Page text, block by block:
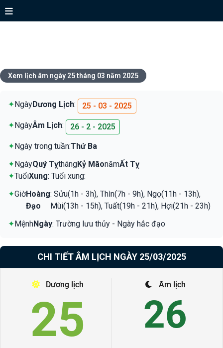
Xem lịch âm ngày 25 tháng 03 năm 2025
✦NgàyDương Lịch: 25 - 03 - 2025
✦NgàyÂm Lịch: 26 - 2 - 2025
✦Ngày trong tuần:Thứ Ba
✦NgàyQuý TỵthángKỷ MãonămẤt Tỵ
✦TuổiXung: Tuổi xung:
✦GiờHoàng
Đạo
: Sửu(1h - 3h), Thìn(7h - 9h), Ngọ(11h - 13h),
Mùi(13h - 15h), Tuất(19h - 21h), Hợi(21h - 23h)
✦MệnhNgày: Trường lưu thủy - Ngày hắc đạo
CHI TIẾT ÂM LỊCH NGÀY 25/03/2025
Dương lịch
25
Âm lịch
26